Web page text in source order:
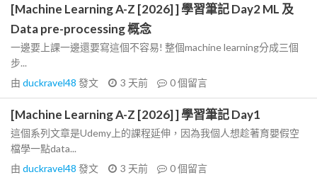
[Machine Learning A-Z [2026] ] 學習筆記 Day2 ML 及
Data pre-processing 概念
一邊要上課一邊還要寫這個不容易! 整個machine learning分成三個
步...
由 duckravel48 發文 3 天前 0個留言
[Machine Learning A-Z [2026] ] 學習筆記 Day1
這個系列文章是Udemy上的課程延伸，因為我個人想趁著育嬰假空
檔學一點data...
由 duckravel48 發文 3 天前 0個留言